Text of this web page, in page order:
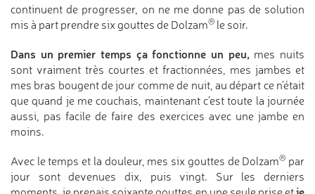
continuent de progresser, on ne me donne pas de solution
mis à part prendre six gouttes de Dolzam® le soir.
Dans un premier temps ça fonctionne un peu, mes nuits
sont vraiment très courtes et fractionnées, mes jambes et
mes bras bougent de jour comme de nuit, au départ ce n’était
que quand je me couchais, maintenant c’est toute la journée
aussi, pas facile de faire des exercices avec une jambe en
moins.
Avec le temps et la douleur, mes six gouttes de Dolzam® par
jour sont devenues dix, puis vingt. Sur les derniers